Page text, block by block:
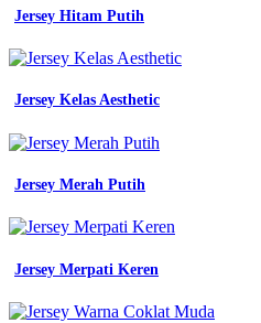
Jersey Hitam Putih
Jersey Kelas Aesthetic
Jersey Merah Putih
Jersey Merpati Keren